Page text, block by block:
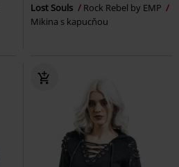
Lost Souls
Rock Rebel by EMP
Mikina s kapucňou